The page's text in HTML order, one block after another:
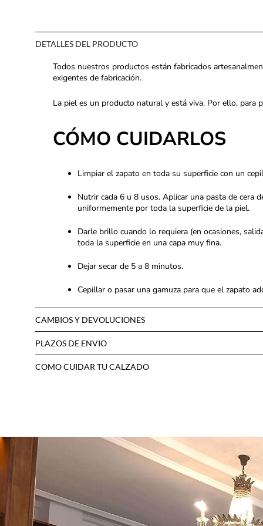
DETALLES DEL PRODUCTO
Todos nuestros productos están fabricados
exigentes de fabricación.
La piel es un producto natural y está viva. Por ello, para
CÓMO CUIDARLOS
Limpiar el zapato en toda su superficie con un
Nutrir cada 6 u 8 usos. Aplicar una pasta de cera
uniformemente por toda la superficie de la piel.
Darle brillo cuando lo requiera (en ocasiones,
toda la superficie en una capa muy fina.
Dejar secar de 5 a 8 minutos.
Cepillar o pasar una gamuza para que el zapato
CAMBIOS Y DEVOLUCIONES
PLAZOS DE ENVIO
COMO CUIDAR TU CALZADO